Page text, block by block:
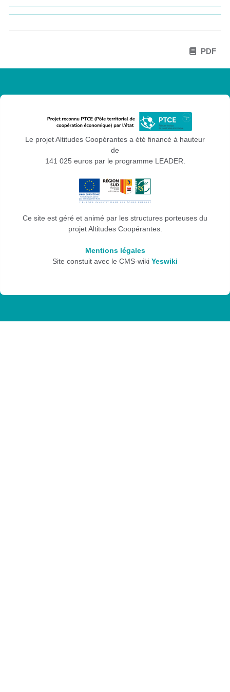
PDF
Le projet Altitudes Coopérantes a été financé à hauteur
de
141 025 euros par le programme LEADER.
Ce site est géré et animé par les structures porteuses du
projet Altitudes Coopérantes.
Mentions légales
Site constuit avec le CMS-wiki Yeswiki